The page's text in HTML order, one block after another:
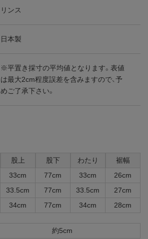
リンス
日本製
※平置き採寸の平均値となります。表値
は最大2cm程度誤差を含みますので、予
めご了承下さい。
股上 股下 わたり
裾幅
33cm 77cm 33cm
26cm
33.5cm 77cm 33.5cm
27cm
34cm 77cm 34cm 28cm
約5cm